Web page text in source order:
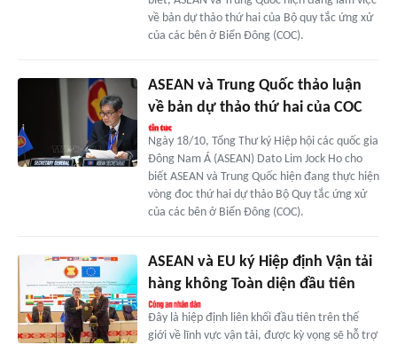
về bản dự thảo thứ hai của Bộ quy tắc ứng xử
của các bên ở Biển Đông (COC).
ASEAN và Trung Quốc thảo luận
về bản dự thảo thứ hai của COC
Ngày 18/10, Tổng Thư ký Hiệp hội các quốc gia
Đông Nam Á (ASEAN) Dato Lim Jock Ho cho
biết ASEAN và Trung Quốc hiện đang thực hiện
vòng đoc thứ hai dự thảo Bộ Quy tắc ứng xử
của các bên ở Biển Đông (COC).
ASEAN và EU ký Hiệp định Vận tải
hàng không Toàn diện đầu tiên
Đây là hiệp định liên khối đầu tiên trên thế
giới về lĩnh vực vận tải, được kỳ vọng sẽ hỗ trợ